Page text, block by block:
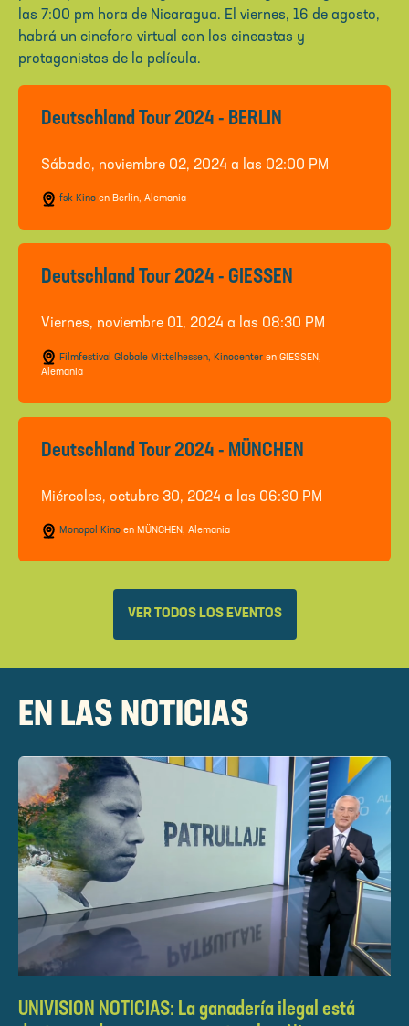
las 7:00 pm hora de Nicaragua. El viernes, 16 de agosto,
habrá un cineforo virtual con los cineastas y
protagonistas de la película.
Deutschland Tour 2024 - BERLIN
Sábado, noviembre 02, 2024 a las 02:00 PM
fsk Kino en Berlin, Alemania
Deutschland Tour 2024 - GIESSEN
Viernes, noviembre 01, 2024 a las 08:30 PM
Filmfestival Globale Mittelhessen, Kinocenter en GIESSEN,
Alemania
Deutschland Tour 2024 - MÜNCHEN
Miércoles, octubre 30, 2024 a las 06:30 PM
Monopol Kino en MÜNCHEN, Alemania
VER TODOS LOS EVENTOS
EN LAS NOTICIAS
UNIVISION NOTICIAS: La ganadería ilegal está